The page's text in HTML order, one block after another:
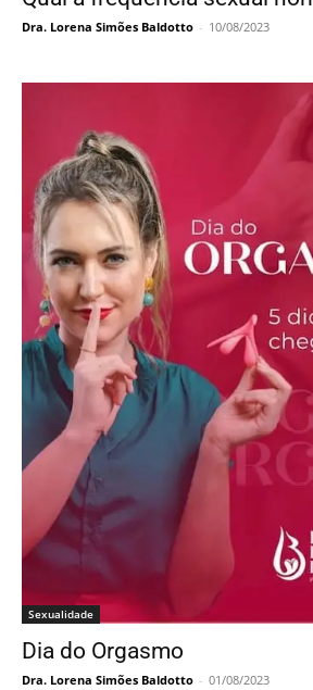
Dra. Lorena Simões Baldotto - 10/08/2023
Sexualidade
Dia do Orgasmo
Dra. Lorena Simões Baldotto - 01/08/2023